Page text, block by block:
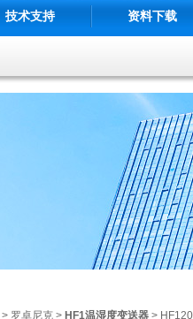
技术支持 资料下载
> 罗卓尼克 > HF1温湿度变送器 >